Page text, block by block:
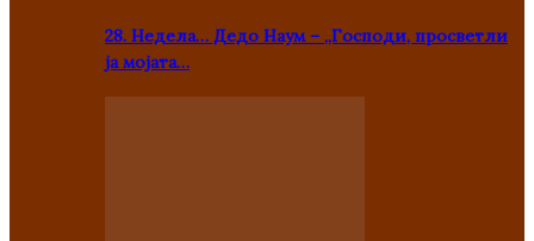
28. Недела… Дедо Наум – „Господи, просветли
ја мојата…